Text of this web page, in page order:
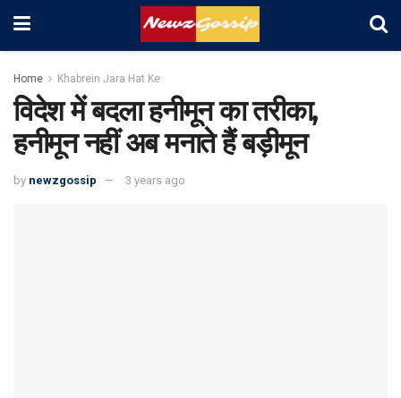
Home Khabrein Jara Hat Ke
विदेश में बदला हनीमून का तरीका,
हनीमून नहीं अब मनाते हैं बड़ीमून
by newzgossip 3 years ago